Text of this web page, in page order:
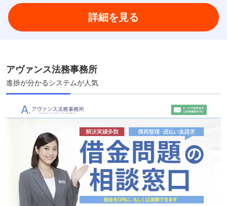
詳細を見る
アヴァンス法務事務所
進捗が分かるシステムが人気